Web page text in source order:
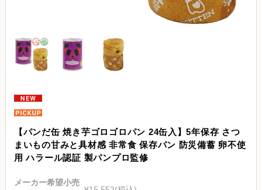
【パンだ缶 焼き芋ゴロゴロパン 24缶入】5年保存 さつ
まいもの甘みと具材感 非常食 保存パン 防災備蓄 卵不使
用 ハラール認証 製パンプロ監修
メーカー希望小売